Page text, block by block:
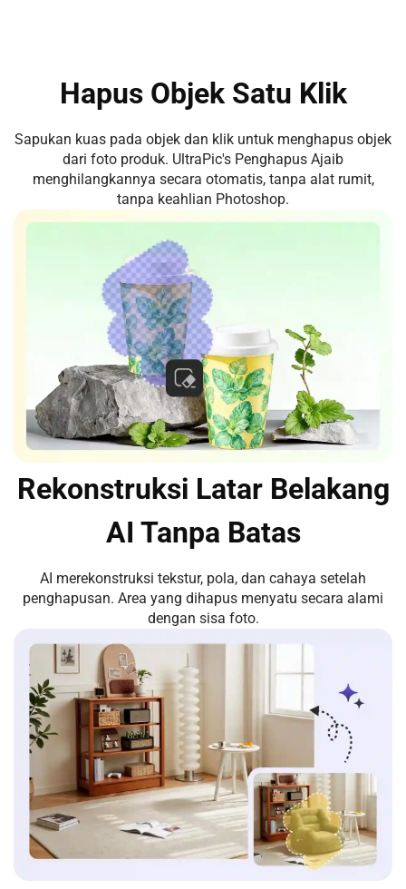
Hapus Objek Satu Klik
Sapukan kuas pada objek dan klik untuk menghapus objek
dari foto produk. UltraPic's Penghapus Ajaib
menghilangkannya secara otomatis, tanpa alat rumit,
tanpa keahlian Photoshop.
Rekonstruksi Latar Belakang
AI Tanpa Batas
AI merekonstruksi tekstur, pola, dan cahaya setelah
penghapusan. Area yang dihapus menyatu secara alami
dengan sisa foto.